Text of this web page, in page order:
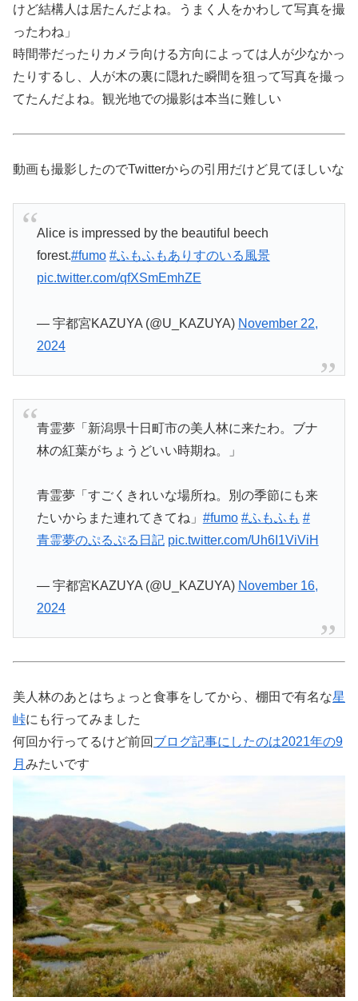
けど結構人は居たんだよね。うまく人をかわして写真を撮
ったわね」
時間帯だったりカメラ向ける方向によっては人が少なかっ
たりするし、人が木の裏に隠れた瞬間を狙って写真を撮っ
てたんだよね。観光地での撮影は本当に難しい
動画も撮影したのでTwitterからの引用だけど見てほしいな
Alice is impressed by the beautiful beech
forest.#fumo #ふもふもありすのいる風景
pic.twitter.com/qfXSmEmhZE
— 宇都宮KAZUYA (@U_KAZUYA) November 22,
2024
青霊夢「新潟県十日町市の美人林に来たわ。ブナ
林の紅葉がちょうどいい時期ね。」
青霊夢「すごくきれいな場所ね。別の季節にも来
たいからまた連れてきてね」 #fumo #ふもふも #
青霊夢のぷるぷる日記 pic.twitter.com/Uh6I1ViViH
— 宇都宮KAZUYA (@U_KAZUYA) November 16,
2024
美人林のあとはちょっと食事をしてから、棚田で有名な星
峠にも行ってみました
何回か行ってるけど前回 ブログ記事にしたのは2021年の9
月 みたいです